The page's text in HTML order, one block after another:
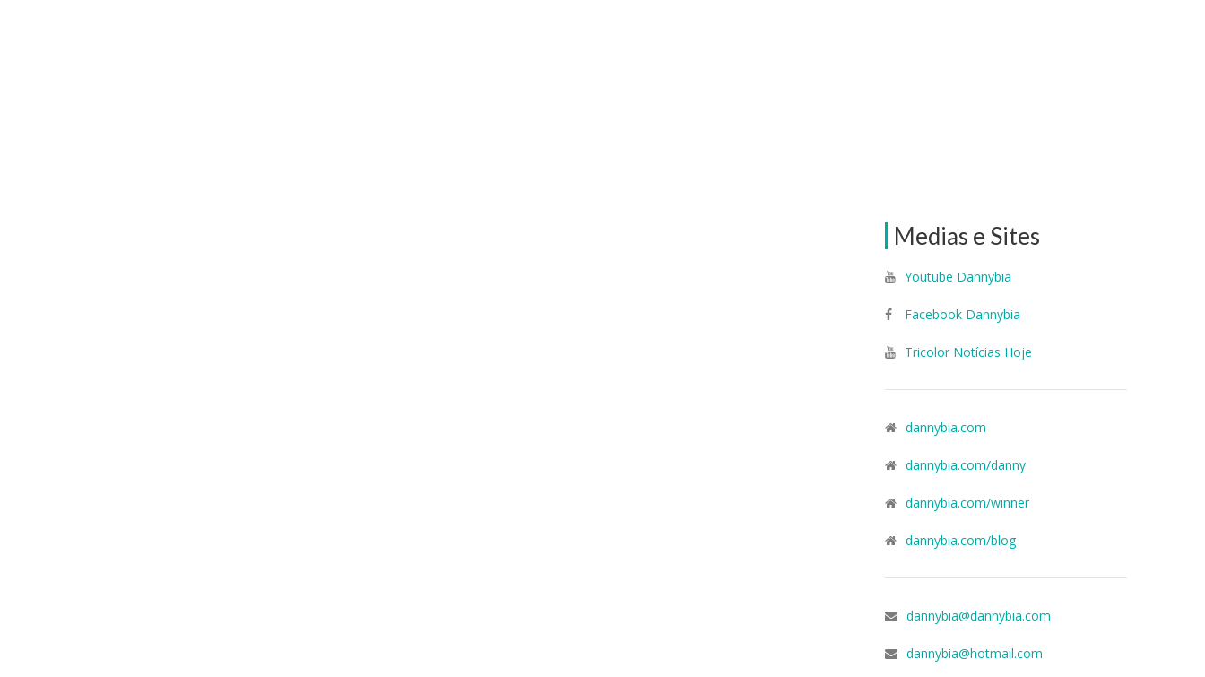
Medias e Sites
Youtube Dannybia
Facebook Dannybia
Tricolor Notícias Hoje
dannybia.com
dannybia.com/danny
dannybia.com/winner
dannybia.com/blog
dannybia@dannybia.com
dannybia@hotmail.com